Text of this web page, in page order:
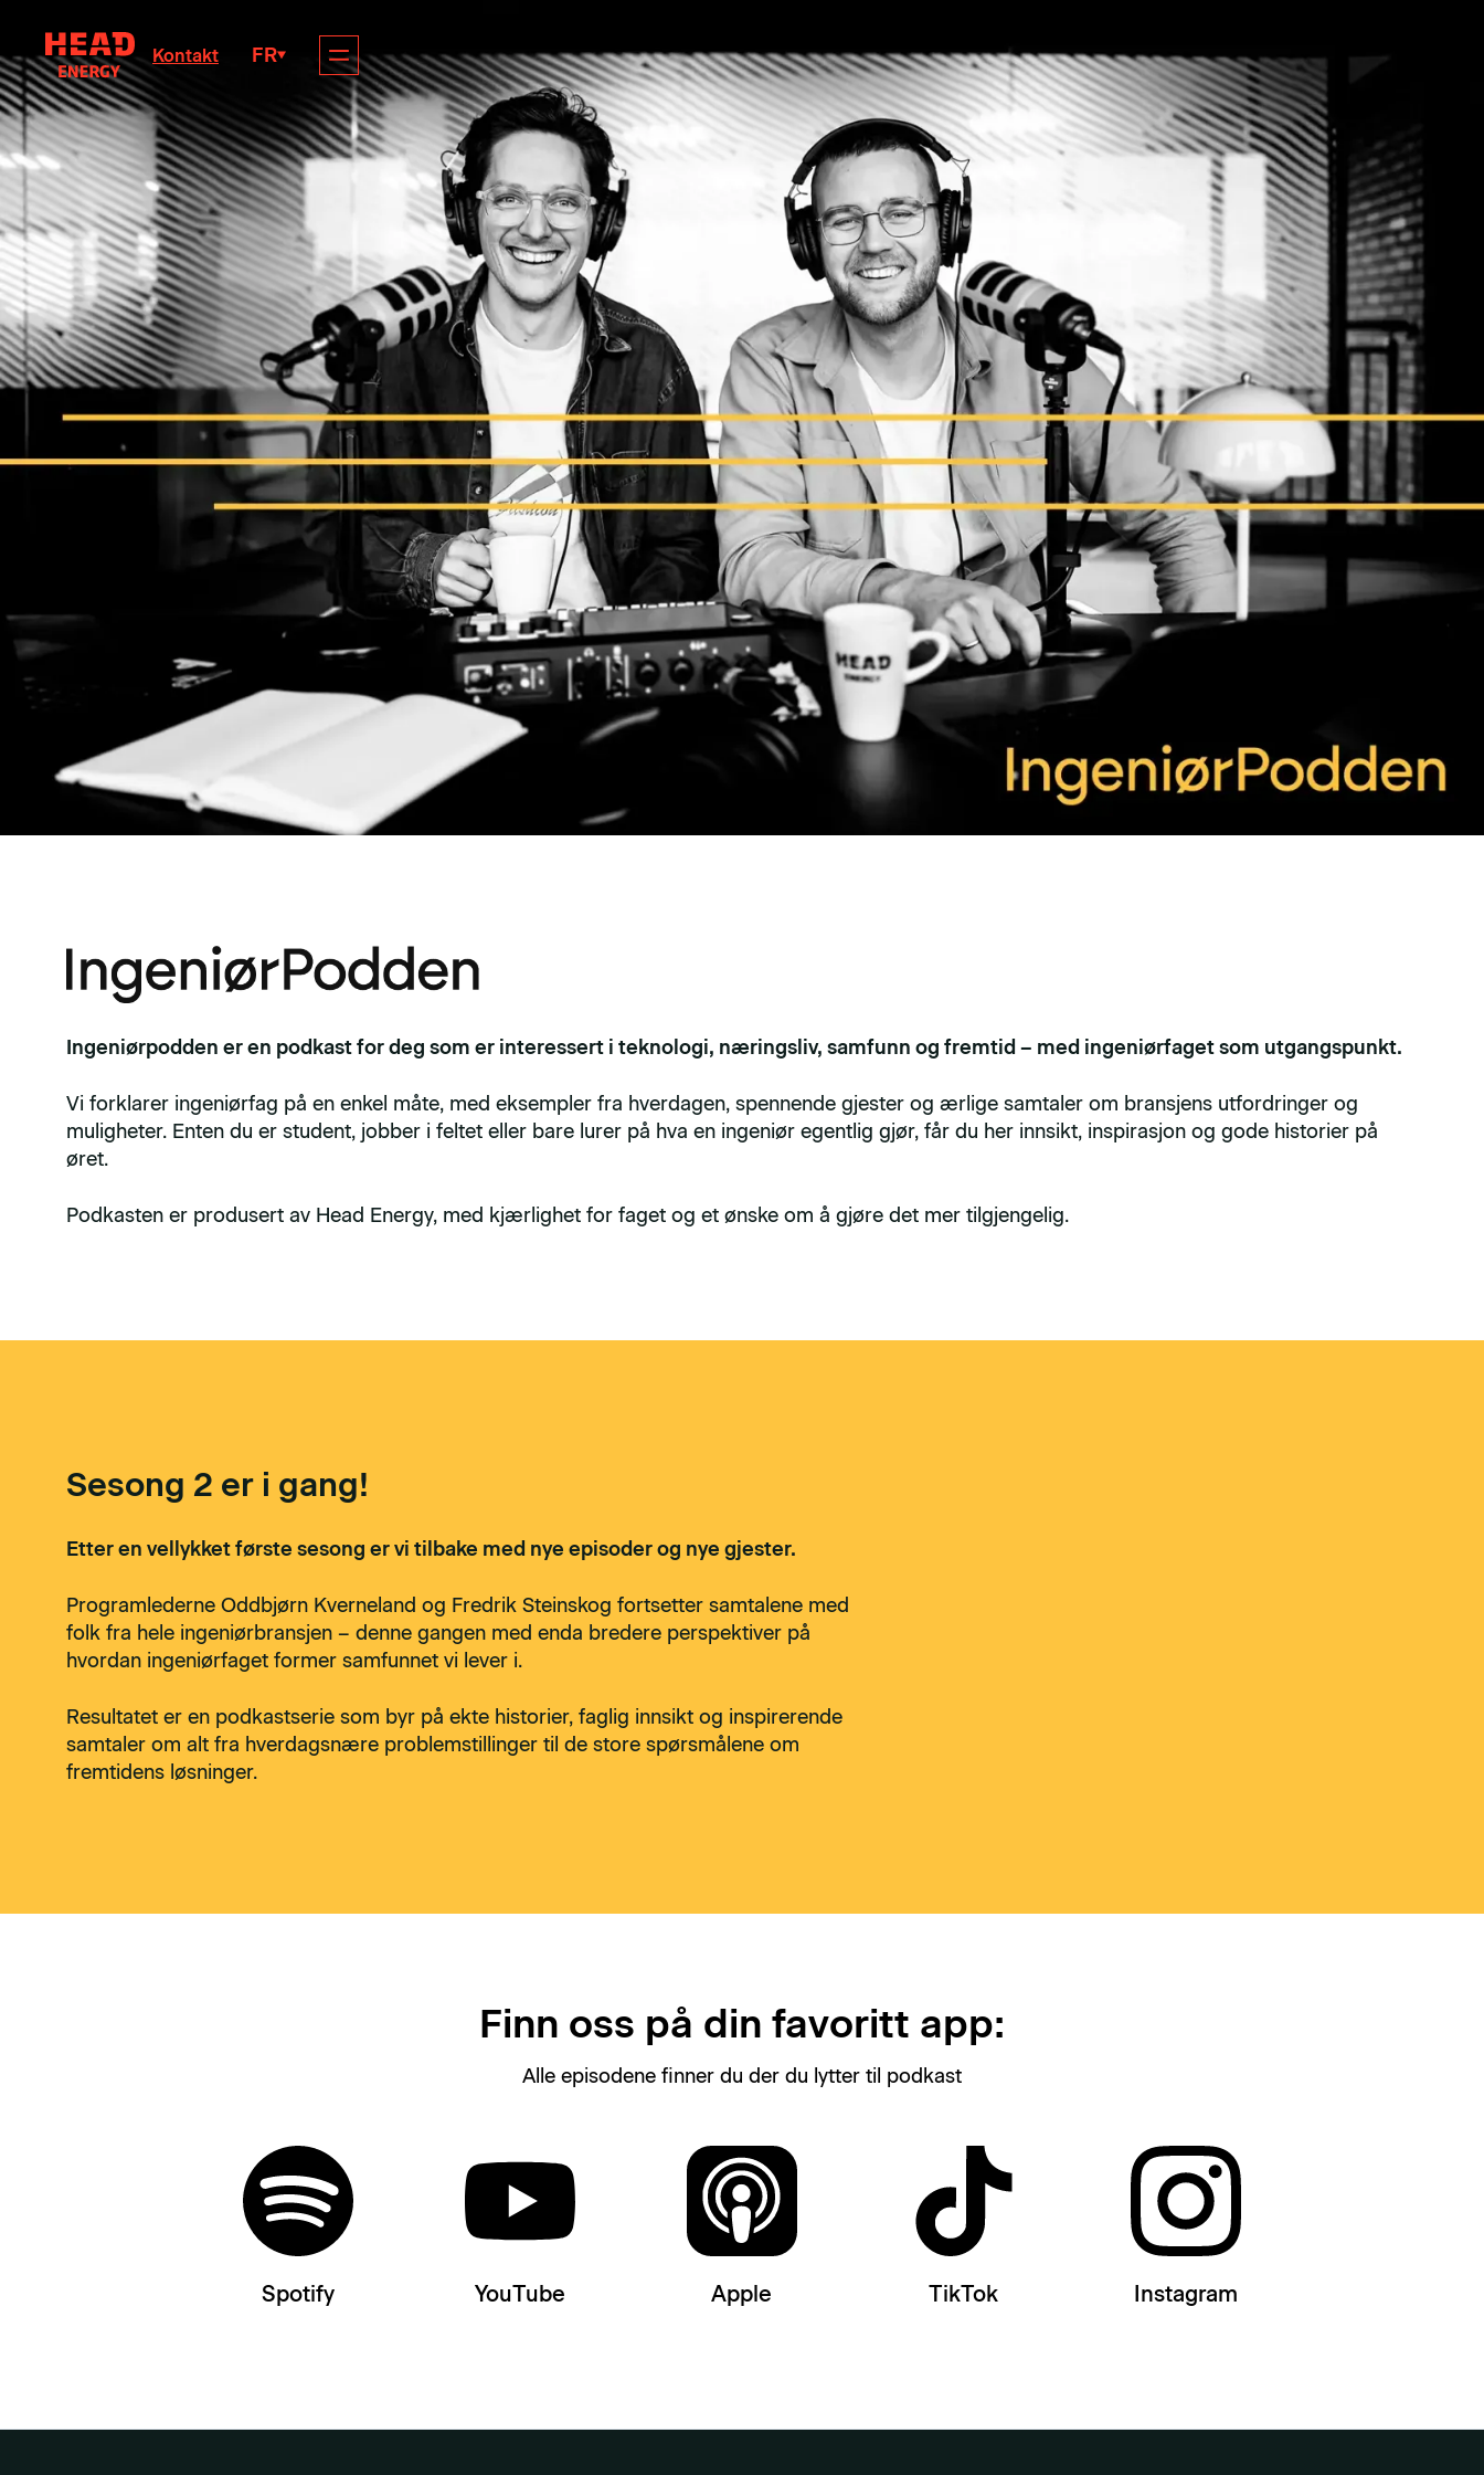
Kontakt FR
Ingeniørpodden er en podkast for deg som er interessert i teknologi, næringsliv, samfunn og fremtid – med ingeniørfaget som utgangspunkt.
Vi forklarer ingeniørfag på en enkel måte, med eksempler fra hverdagen, spennende gjester og ærlige samtaler om bransjens utfordringer og
muligheter. Enten du er student, jobber i feltet eller bare lurer på hva en ingeniør egentlig gjør, får du her innsikt, inspirasjon og gode historier på
øret.
Podkasten er produsert av Head Energy, med kjærlighet for faget og et ønske om å gjøre det mer tilgjengelig.
Sesong 2 er i gang!
Etter en vellykket første sesong er vi tilbake med nye episoder og nye gjester.
Programlederne Oddbjørn Kverneland og Fredrik Steinskog fortsetter samtalene med
folk fra hele ingeniørbransjen – denne gangen med enda bredere perspektiver på
hvordan ingeniørfaget former samfunnet vi lever i.
Resultatet er en podkastserie som byr på ekte historier, faglig innsikt og inspirerende
samtaler om alt fra hverdagsnære problemstillinger til de store spørsmålene om
fremtidens løsninger.
Finn oss på din favoritt app:
Alle episodene finner du der du lytter til podkast
Spotify YouTube Apple TikTok Instagram